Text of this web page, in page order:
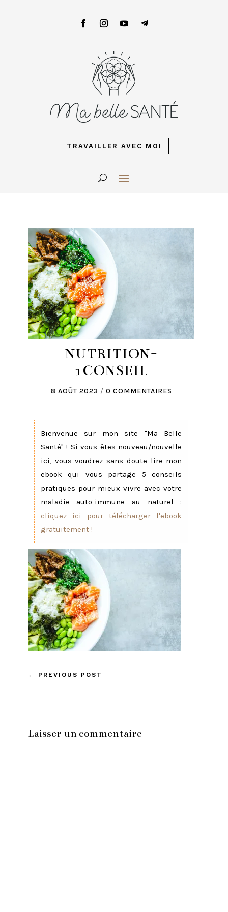
TRAVAILLER AVEC MOI
NUTRITION-
1CONSEIL
8 AOÛT 2023 / 0 COMMENTAIRES
Bienvenue sur mon site "Ma Belle
Santé" ! Si vous êtes nouveau/nouvelle
ici, vous voudrez sans doute lire mon
ebook qui vous partage 5 conseils
pratiques pour mieux vivre avec votre
maladie auto-immune au naturel :
cliquez ici pour télécharger l'ebook
gratuitement !
← PREVIOUS POST
Laisser un commentaire